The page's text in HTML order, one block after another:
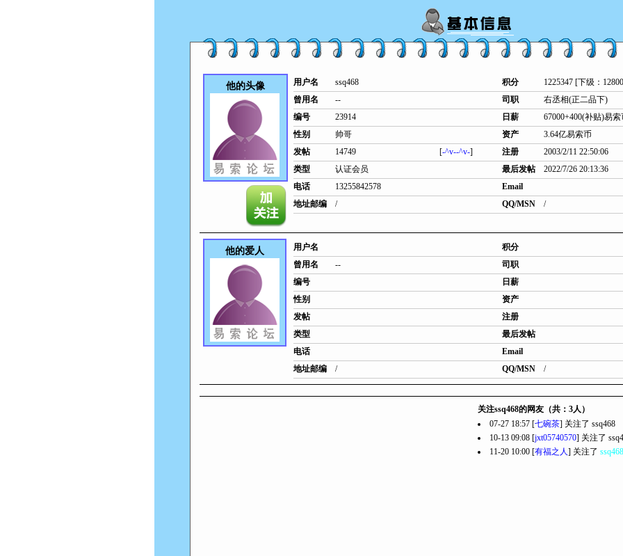
他的头像 用户名 ssq468 积分 1225347 [下级：
曾用名
-- 司职 右丞相(正二品下)
编号
23914 日薪 67000+400(补贴)易索
性别
帅哥 资产 3.64亿易索币
发帖
14749 [-^v--^v-] 注册
2003/2/11 22:50:06
类型
认证会员 最后发帖
2022/7/26 20:13:36
电话
13255842578
Email
地址邮编
/ QQ/MSN /
他的爱人 用户名
积分
曾用名
-- 司职
编号
日薪
性别
资产
发帖
注册
类型
最后发帖
电话
Email
地址邮编
/ QQ/MSN /
关注ssq468的网友（共：3人）
07-27 18:57 [七碗茶] 关注了 ssq468
10-13 09:08 [jxt05740570] 关注了
11-20 10:00 [有福之人] 关注了 ssq468